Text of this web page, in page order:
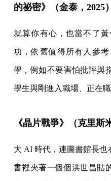
的祕密》（金泰，2025）
就算你有心，也當不了
功，依舊值得所有人參
學，例如不要害怕批評與
學生與剛進入職場、正在
《晶片戰爭》（克里斯
大 AI 時代，連圖書館長
書裡夾著一個個洪世昌貼